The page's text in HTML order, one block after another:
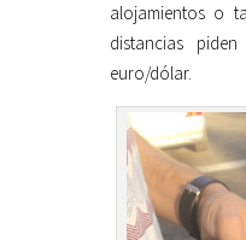
alojamientos o
distancias
euro/dólar.